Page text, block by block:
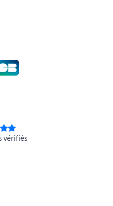
vérifiés